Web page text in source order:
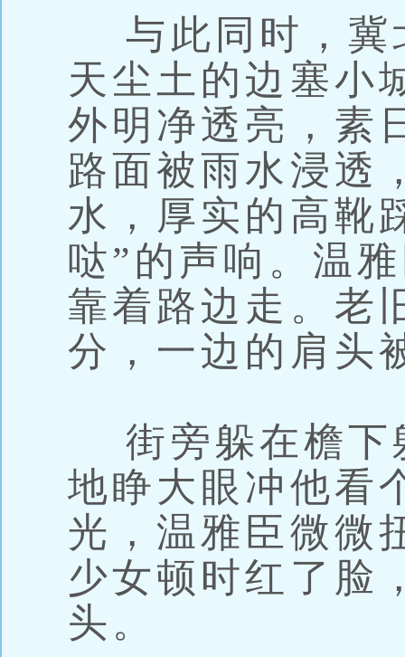
与此同时，冀
天尘土的边塞小
外明净透亮，素
路面被雨水浸透
水，厚实的高靴
哒”的声响。温
靠着路边走。老
分，一边的肩头
街旁躲在檐下
地睁大眼冲他看
光，温雅臣微微
少女顿时红了脸
头。